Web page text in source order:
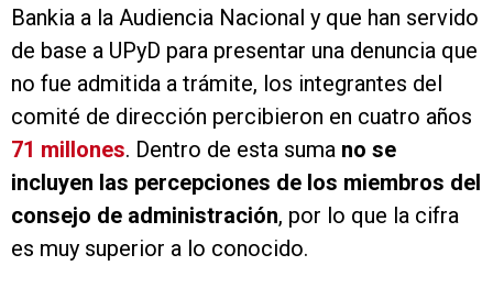
Bankia a la Audiencia Nacional y que han servido
de base a UPyD para presentar una denuncia que
no fue admitida a trámite, los integrantes del
comité de dirección percibieron en cuatro años
71 millones. Dentro de esta suma no se
incluyen las percepciones de los miembros del
consejo de administración, por lo que la cifra
es muy superior a lo conocido.